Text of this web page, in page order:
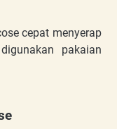
cepat menyerap
pakaian